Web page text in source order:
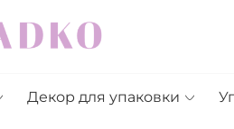
Декор для упаковки